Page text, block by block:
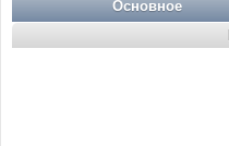
Основное